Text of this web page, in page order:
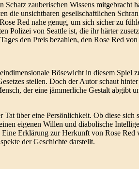
zauberischen Wissens mitgebracht
die unsichtbaren gesellschaftlichen
Red nahe genug, um sich sicher zu
Polizei von Seattle ist, die ihr härter
den Preis bezahlen, den Rose Red
Bösewicht in diesem Spiel
stellen. Doch der Autor schaut
der eine jämmerliche Gestalt abgibt
über eine Persönlichkeit. Ob diese sich
eigenen Willen und diabolische
Erklärung zur Herkunft von Rose
der Geschichte darstellt.